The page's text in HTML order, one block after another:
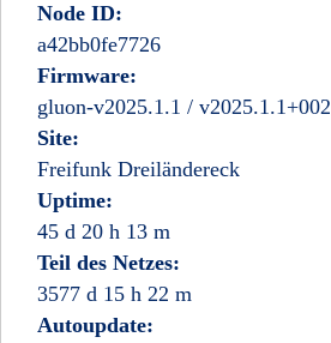
Node ID:
a42bb0fe7726
Firmware:
gluon-v2025.1.1 / v2025.1.1+002
Site:
Freifunk Dreiländereck
Uptime:
45 d 20 h 13 m
Teil des Netzes:
3577 d 15 h 22 m
Autoupdate: